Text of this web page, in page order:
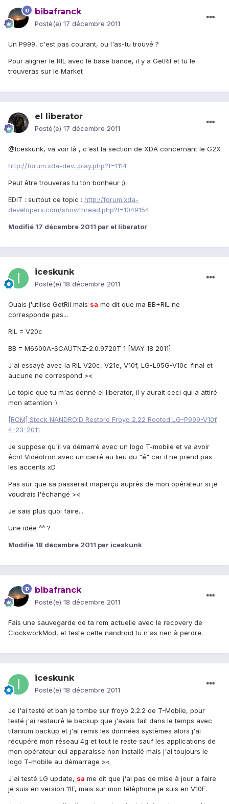
bibafranck
Posté(e) 17 décembre 2011
Un P999, c'est pas courant, ou l'as-tu trouvé ?
Pour aligner le RIL avec le base bande, il y a GetRil et tu le
trouveras sur le Market
el liberator
Posté(e) 17 décembre 2011
@Iceskunk, va voir là , c'est la section de XDA concernant le G2X
http://forum.xda-dev...play.php?f=1114
Peut être trouveras tu ton bonheur ;)
EDIT : surtout ce topic : http://forum.xda-
developers.com/showthread.php?t=1049154
Modifié 17 décembre 2011 par el liberator
iceskunk
Posté(e) 18 décembre 2011
Ouais j'utilise GetRil mais sa me dit que ma BB+RIL ne
corresponde pas...
RIL = V20c
BB = M6600A-SCAUTNZ-2.0.9720T 1 [MAY 18 2011]
J'ai essayé avec la RIL V20c, V21e, V10f, LG-L95G-V10c_final et
aucune ne correspond ><
Le topic que tu m'as donné el liberator, il y aurait ceci qui a attiré
mon attention :\
[ROM] Stock NANDROID Restore Froyo 2.22 Rooted LG-P999-V10f
4-23-2011
Je suppose qu'il va démarré avec un logo T-mobile et va avoir
écrit Vidéotron avec un carré au lieu du "é" car il ne prend pas
les accents xD
Pas sur que sa passerait inaperçu auprès de mon opérateur si je
voudrais l'échangé ><
Je sais plus quoi faire...
Une idée ^^ ?
Modifié 18 décembre 2011 par iceskunk
bibafranck
Posté(e) 18 décembre 2011
Fais une sauvegarde de ta rom actuelle avec le recovery de
ClockworkMod, et teste cette nandroid tu n'as rien à perdre.
iceskunk
Posté(e) 18 décembre 2011
Je l'ai testé et bah je tombe sur froyo 2.2.2 de T-Mobile, pour
testé j'ai restauré le backup que j'avais fait dans le temps avec
titanium backup et j'ai remis les données systèmes alors j'ai
récupéré mon réseau 4g et tout le reste sauf les applications de
mon opérateur qui apparaisse non installé mais j'ai toujours le
logo T-mobile au démarrage ><
J'ai testé LG update, sa me dit que j'ai pas de mise à jour a faire
je suis en version 11F, mais sur mon téléphone je suis en V10F.